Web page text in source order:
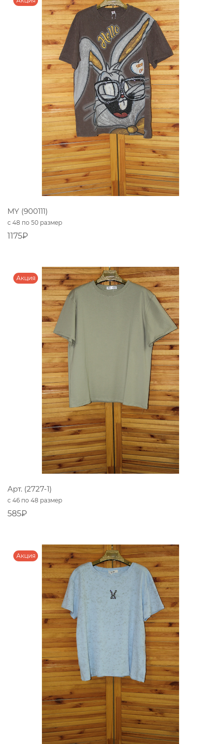
MY (900111)
с 48 по 50 размер
1175₽
Арт. (2727-1)
с 46 по 48 размер
585₽